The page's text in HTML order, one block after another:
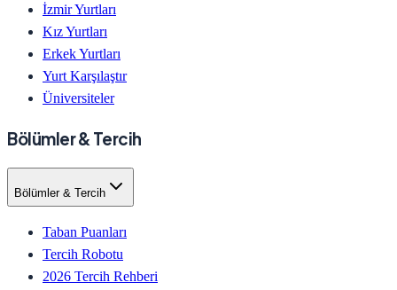
İzmir Yurtları
Kız Yurtları
Erkek Yurtları
Yurt Karşılaştır
Üniversiteler
Bölümler & Tercih
Bölümler & Tercih
Taban Puanları
Tercih Robotu
2026 Tercih Rehberi